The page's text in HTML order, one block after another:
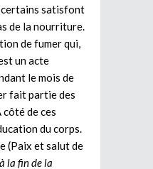
certains satisfont
de la nourriture.
de fumer qui,
un acte
le mois de
fait partie des
côté de ces
du corps.
(Paix et salut de
la fin de la